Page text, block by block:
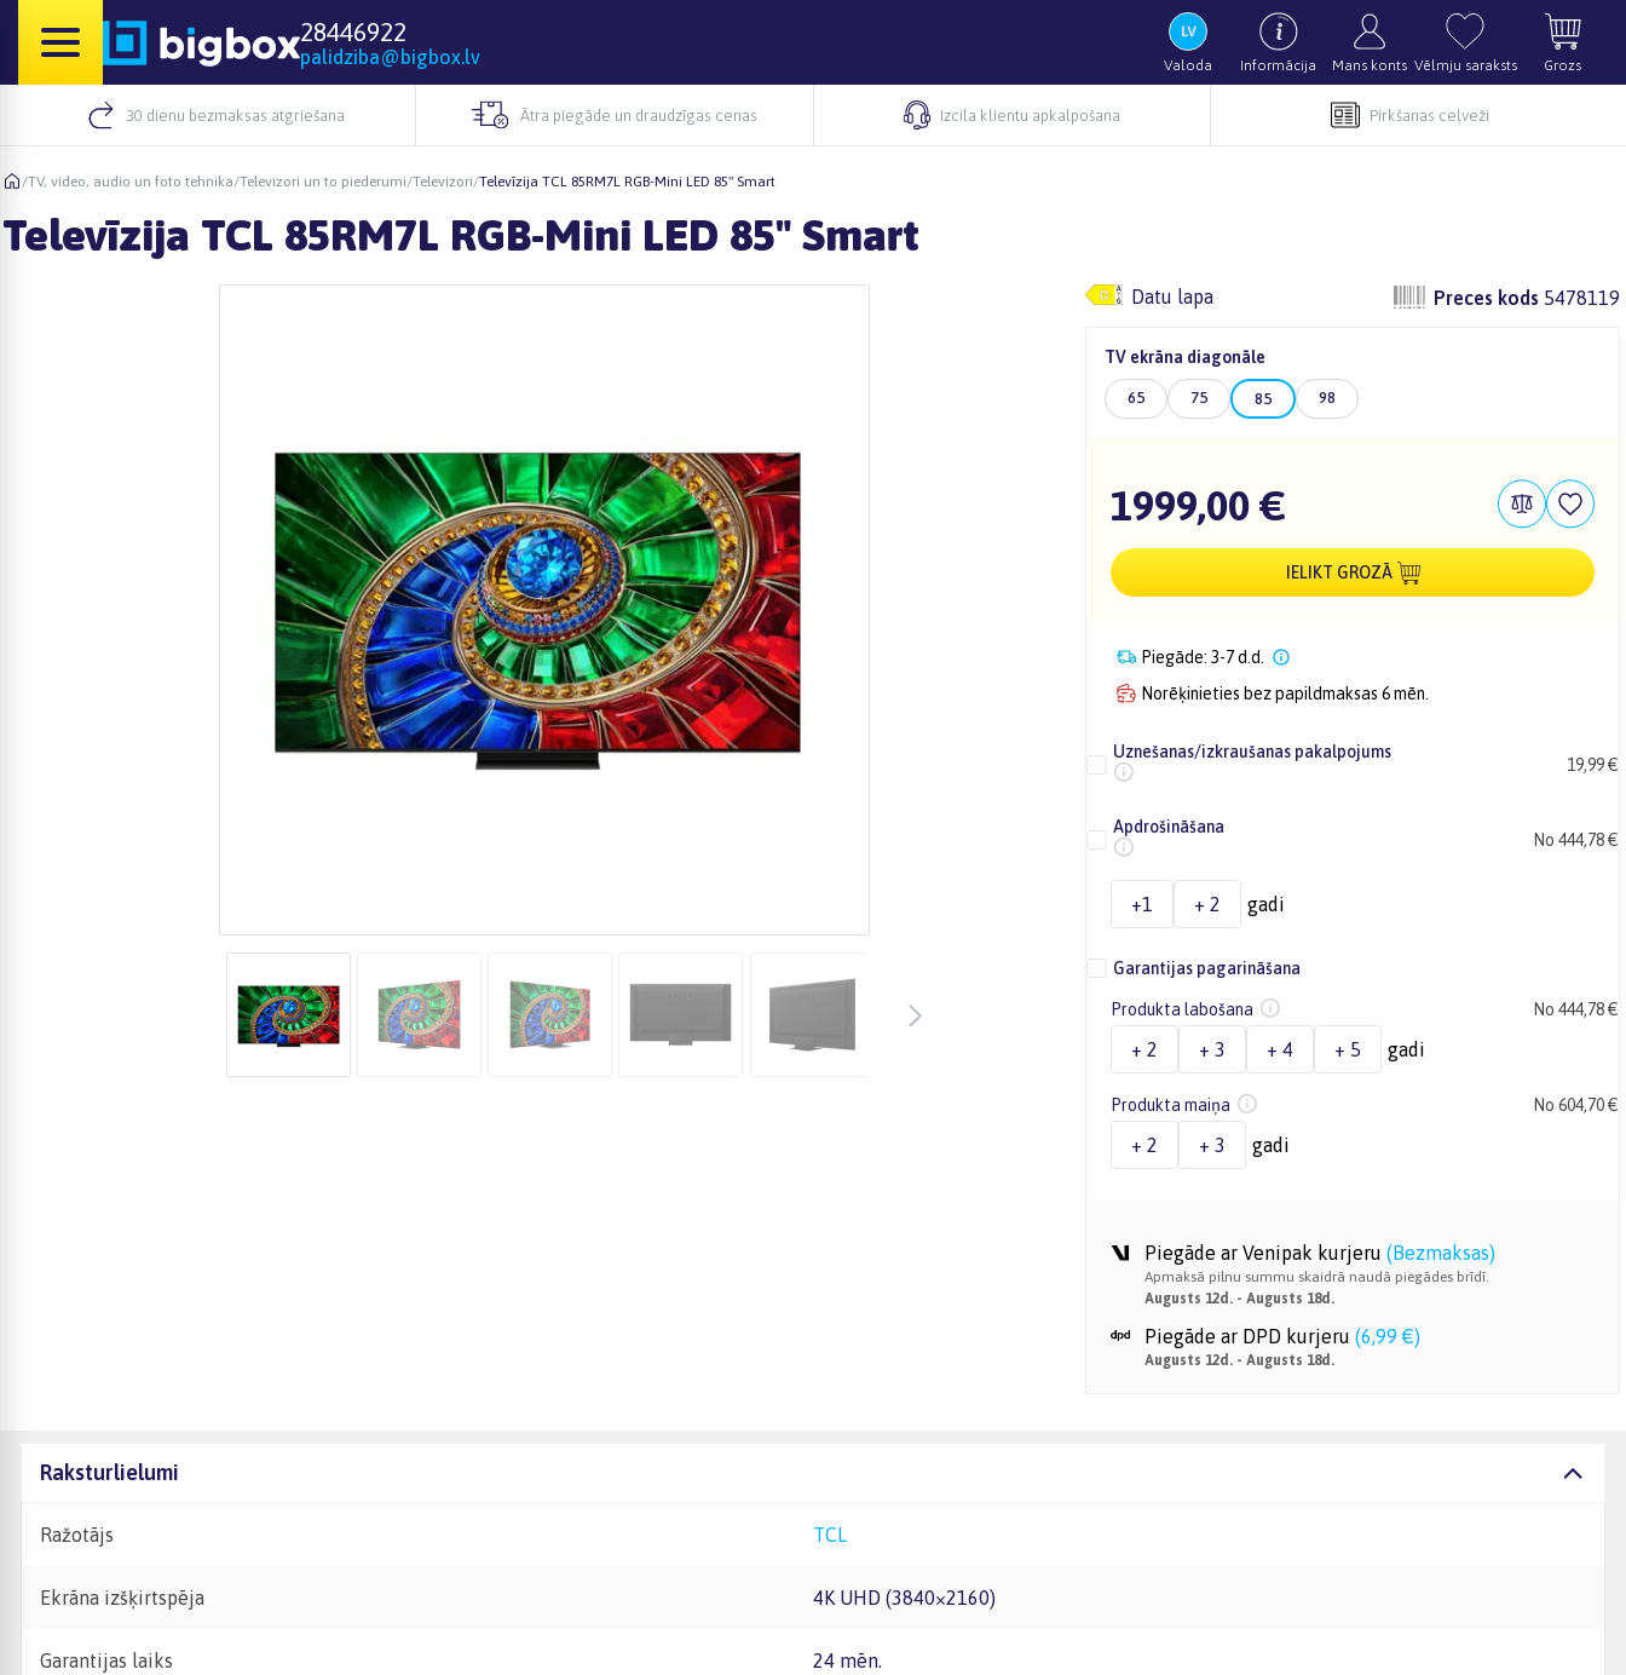
28446922
palidziba@bigbox.lv Valoda Informācija Mans konts Vēlmju saraksts Grozs
30 dienu bezmaksas atgriešana Ātra piegāde un draudzīgas cenas Izcila klientu apkalpošana Pirkšanas ceļveži
/TV, video, audio un foto tehnika/Televizori un to piederumi/Televizori/Televīzija TCL 85RM7L RGB-Mini LED 85" Smart
Televīzija TCL 85RM7L RGB-Mini LED 85" Smart
Datu lapa Preces kods 5478119
TV ekrāna diagonāle
65 75 85 98
1999,00 €
IELIKT GROZĀ
Piegāde: 3-7 d.d.
Norēķinieties bez papildmaksas 6 mēn.
Uznešanas/izkraušanas pakalpojums
19,99 €
Apdrošināšana
No 444,78 €
+1 + 2 gadi
Garantijas pagarināšana
Produkta labošana No 444,78 €
+ 2 + 3 + 4 + 5 gadi
Produkta maiņa No 604,70 €
+ 2 + 3 gadi
Piegāde ar Venipak kurjeru (Bezmaksas)
Apmaksā pilnu summu skaidrā naudā piegādes brīdī.
Augusts 12d. - Augusts 18d.
Piegāde ar DPD kurjeru (6,99 €)
Augusts 12d. - Augusts 18d.
Raksturlielumi
Ražotājs TCL
Ekrāna izšķirtspēja 4K UHD (3840×2160)
Garantijas laiks 24 mēn.